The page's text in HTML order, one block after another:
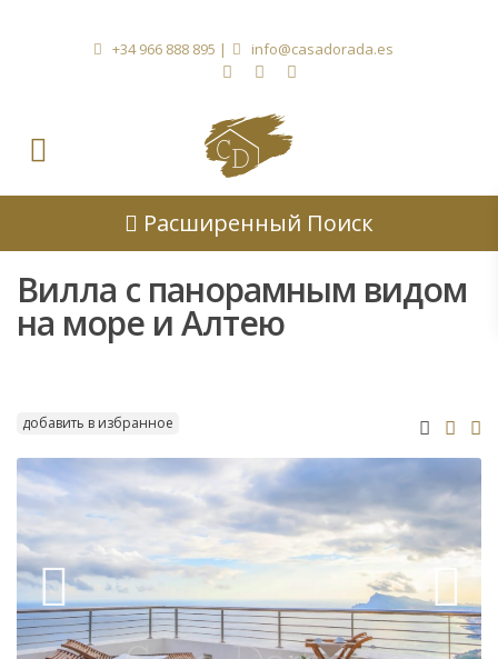
+34 966 888 895 | info@casadorada.es
Расширенный Поиск
Вилла с панорамным видом
на море и Алтею
добавить в избранное